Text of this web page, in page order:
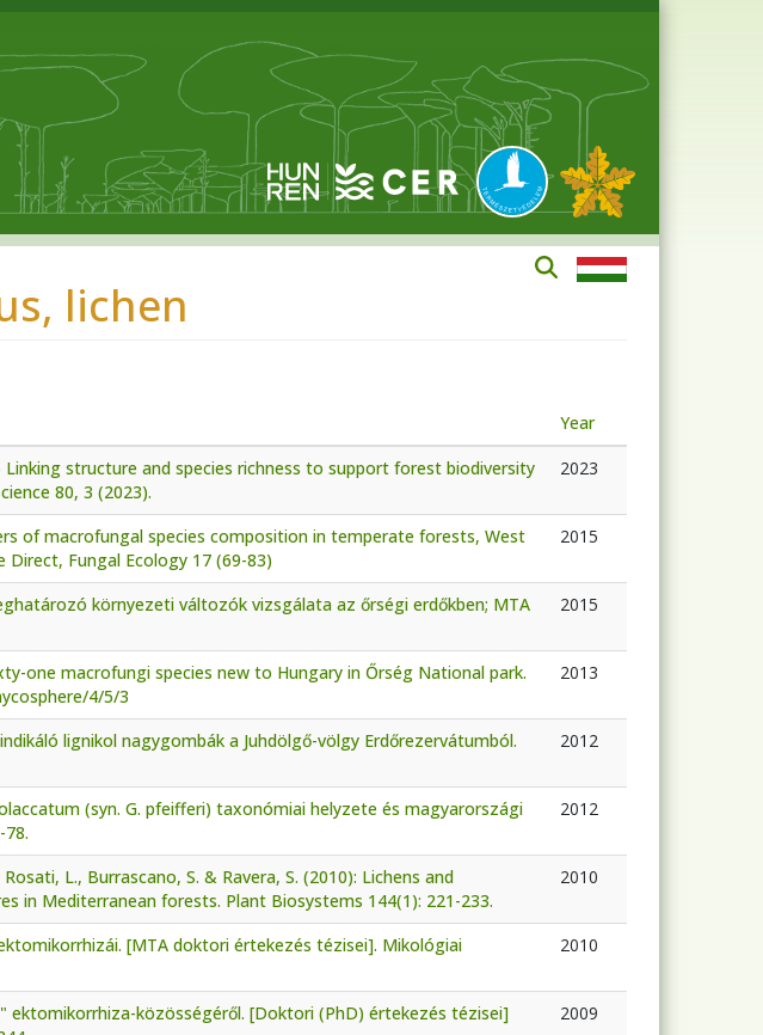
lichen
Year
Linking structure and species richness to support forest biodiversity
80, 3 (2023).
2023
of macrofungal species composition in temperate forests, West
Direct, Fungal Ecology 17 (69-83)
2015
környezeti változók vizsgálata az őrségi erdőkben; MTA
2015
one macrofungi species new to Hungary in Őrség National park.
4/5/3
2013
lignikol nagygombák a Juhdölgő-völgy Erdőrezervátumból.
2012
(syn. G. pfeifferi) taxonómiai helyzete és magyarországi
2012
L., Burrascano, S. & Ravera, S. (2010): Lichens and
in Mediterranean forests. Plant Biosystems 144(1): 221-233.
2010
[MTA doktori értekezés tézisei]. Mikológiai
2010
ektomikorrhiza-közösségéről. [Doktori (PhD) értekezés tézisei]
2009